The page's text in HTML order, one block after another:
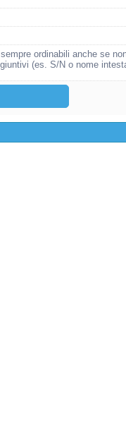
ordinabili anche se
(es. S/N o nome